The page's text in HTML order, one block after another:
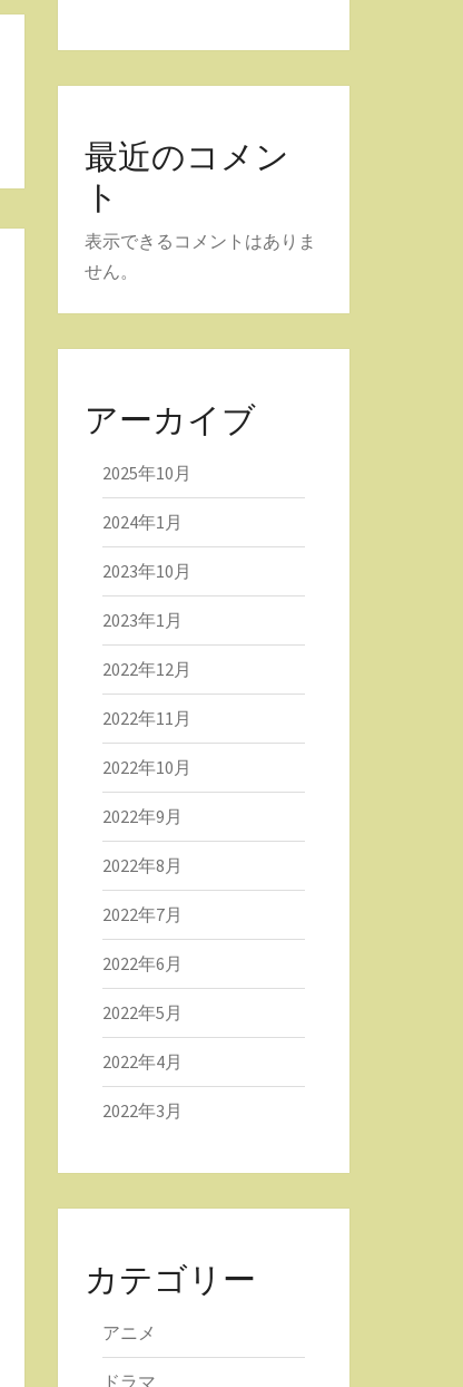
最近のコメン
ト
表示できるコメントはありま
せん。
アーカイブ
2025年10月
2024年1月
2023年10月
2023年1月
2022年12月
2022年11月
2022年10月
2022年9月
2022年8月
2022年7月
2022年6月
2022年5月
2022年4月
2022年3月
カテゴリー
アニメ
ドラマ